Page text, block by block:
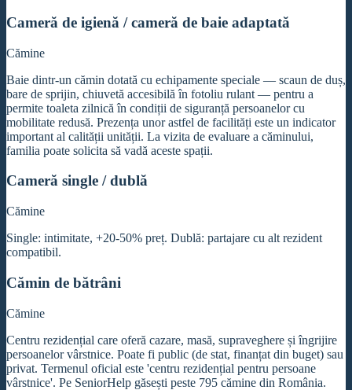
Cameră de igienă / cameră de baie adaptată
Cămine
Baie dintr-un cămin dotată cu echipamente speciale — scaun de duș,
bare de sprijin, chiuvetă accesibilă în fotoliu rulant — pentru a
permite toaleta zilnică în condiții de siguranță persoanelor cu
mobilitate redusă. Prezența unor astfel de facilități este un indicator
important al calității unității. La vizita de evaluare a căminului,
familia poate solicita să vadă aceste spații.
Cameră single / dublă
Cămine
Single: intimitate, +20-50% preț. Dublă: partajare cu alt rezident
compatibil.
Cămin de bătrâni
Cămine
Centru rezidențial care oferă cazare, masă, supraveghere și îngrijire
persoanelor vârstnice. Poate fi public (de stat, finanțat din buget) sau
privat. Termenul oficial este 'centru rezidențial pentru persoane
vârstnice'. Pe SeniorHelp găsești peste 795 cămine din România.